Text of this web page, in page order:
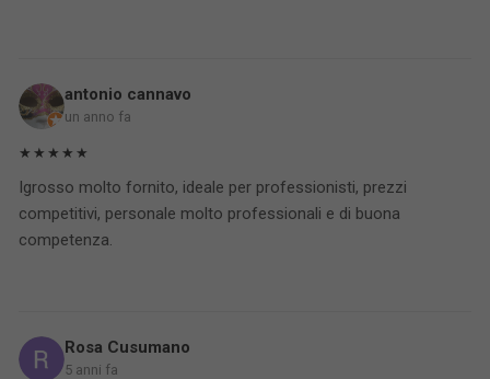
antonio cannavo
un anno fa
★★★★★
Igrosso molto fornito, ideale per professionisti, prezzi
competitivi, personale molto professionali e di buona
competenza.
Rosa Cusumano
5 anni fa